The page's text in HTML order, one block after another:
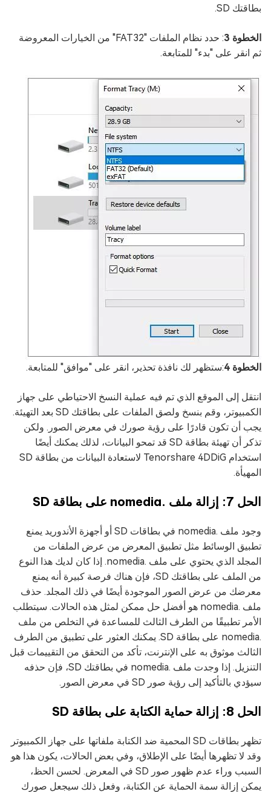
بطاقتك SD.
الخطوة 3
: حدد نظام الملفات "FAT32" من الخيارات المعروضة
ثم انقر على "بدء" للمتابعة.
الخطوة 4 :ستظهر لك نافذة تحذير، انقر على "موافق" للمتابعة.
انتقل إلى الموقع الذي تم فيه عملية النسخ الاحتياطي على جهاز
الكمبيوتر، وقم بنسخ ولصق الملفات على بطاقتك SD بعد التهيئة.
يجب أن تكون قادرًا على رؤية صورك في معرض الصور. ولكن
تذكر أن تهيئة بطاقة SD قد تمحو البيانات، لذلك يمكنك أيضًا
استخدام Tenorshare 4DDiG لاستعادة البيانات من بطاقة SD
المهيأة.
الحل 7: إزالة ملف .nomedia على بطاقة SD
وجود ملف .nomedia في بطاقات SD أو أجهزة الأندوريد يمنع
تطبيق الوسائط مثل تطبيق المعرض من عرض الملفات من
المجلد الذي يحتوي على ملف .nomedia. إذا كان لديك هذا النوع
من الملف على بطاقتك SD، فإن هناك فرصة كبيرة أنه يمنع
معرضك من عرض الصور الموجودة أيضًا في ذلك المجلد. حذف
ملف .nomedia هو أفضل حل ممكن لمثل هذه الحالات. سيتطلب
الأمر تطبيقًا من الطرف الثالث للمساعدة في التخلص من ملف
.nomedia على بطاقة SD. يمكنك العثور على تطبيق من الطرف
الثالث موثوق به على الإنترنت، تأكد من التحقق من التقييمات قبل
التنزيل. إذا وجدت ملف .nomedia في بطاقتك SD، فإن حذفه
سيؤدي بالتأكيد إلى رؤية صور SD في معرض الصور.
الحل 8: إزالة حماية الكتابة على بطاقة SD
تظهر بطاقات SD المحمية ضد الكتابة ملفاتها على جهاز الكمبيوتر
وقد لا تظهرها أيضًا على الإطلاق، وفي بعض الحالات، يكون هذا هو
السبب وراء عدم ظهور صور SD في المعرض. لحسن الحظ،
يمكن إزالة سمة الحماية عن الكتابة، وفعل ذلك سيجعل صورك